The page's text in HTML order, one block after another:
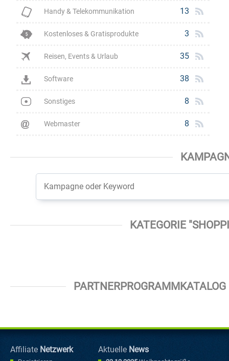
Handy & Telekommunikation 13
Kostenloses & Gratisprodukte 3
Reisen, Events & Urlaub 35
Software 38
Sonstiges 8
Webmaster 8
KATEGORIE
Affiliate Netzwerk Aktuelle News